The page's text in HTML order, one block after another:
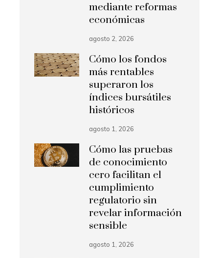
mediante reformas
económicas
agosto 2, 2026
Cómo los fondos
más rentables
superaron los
índices bursátiles
históricos
agosto 1, 2026
Cómo las pruebas
de conocimiento
cero facilitan el
cumplimiento
regulatorio sin
revelar información
sensible
agosto 1, 2026